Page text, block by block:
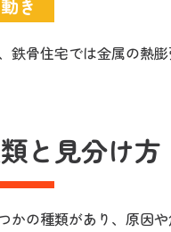
き
鉄骨住宅では金属の熱
と見分け方
かの種類があり、原因や